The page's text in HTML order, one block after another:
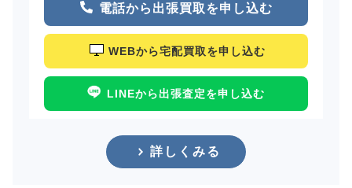
電話から出張買取を申し込む
WEBから宅配買取を申し込む
LINEから出張査定を申し込む
詳しくみる